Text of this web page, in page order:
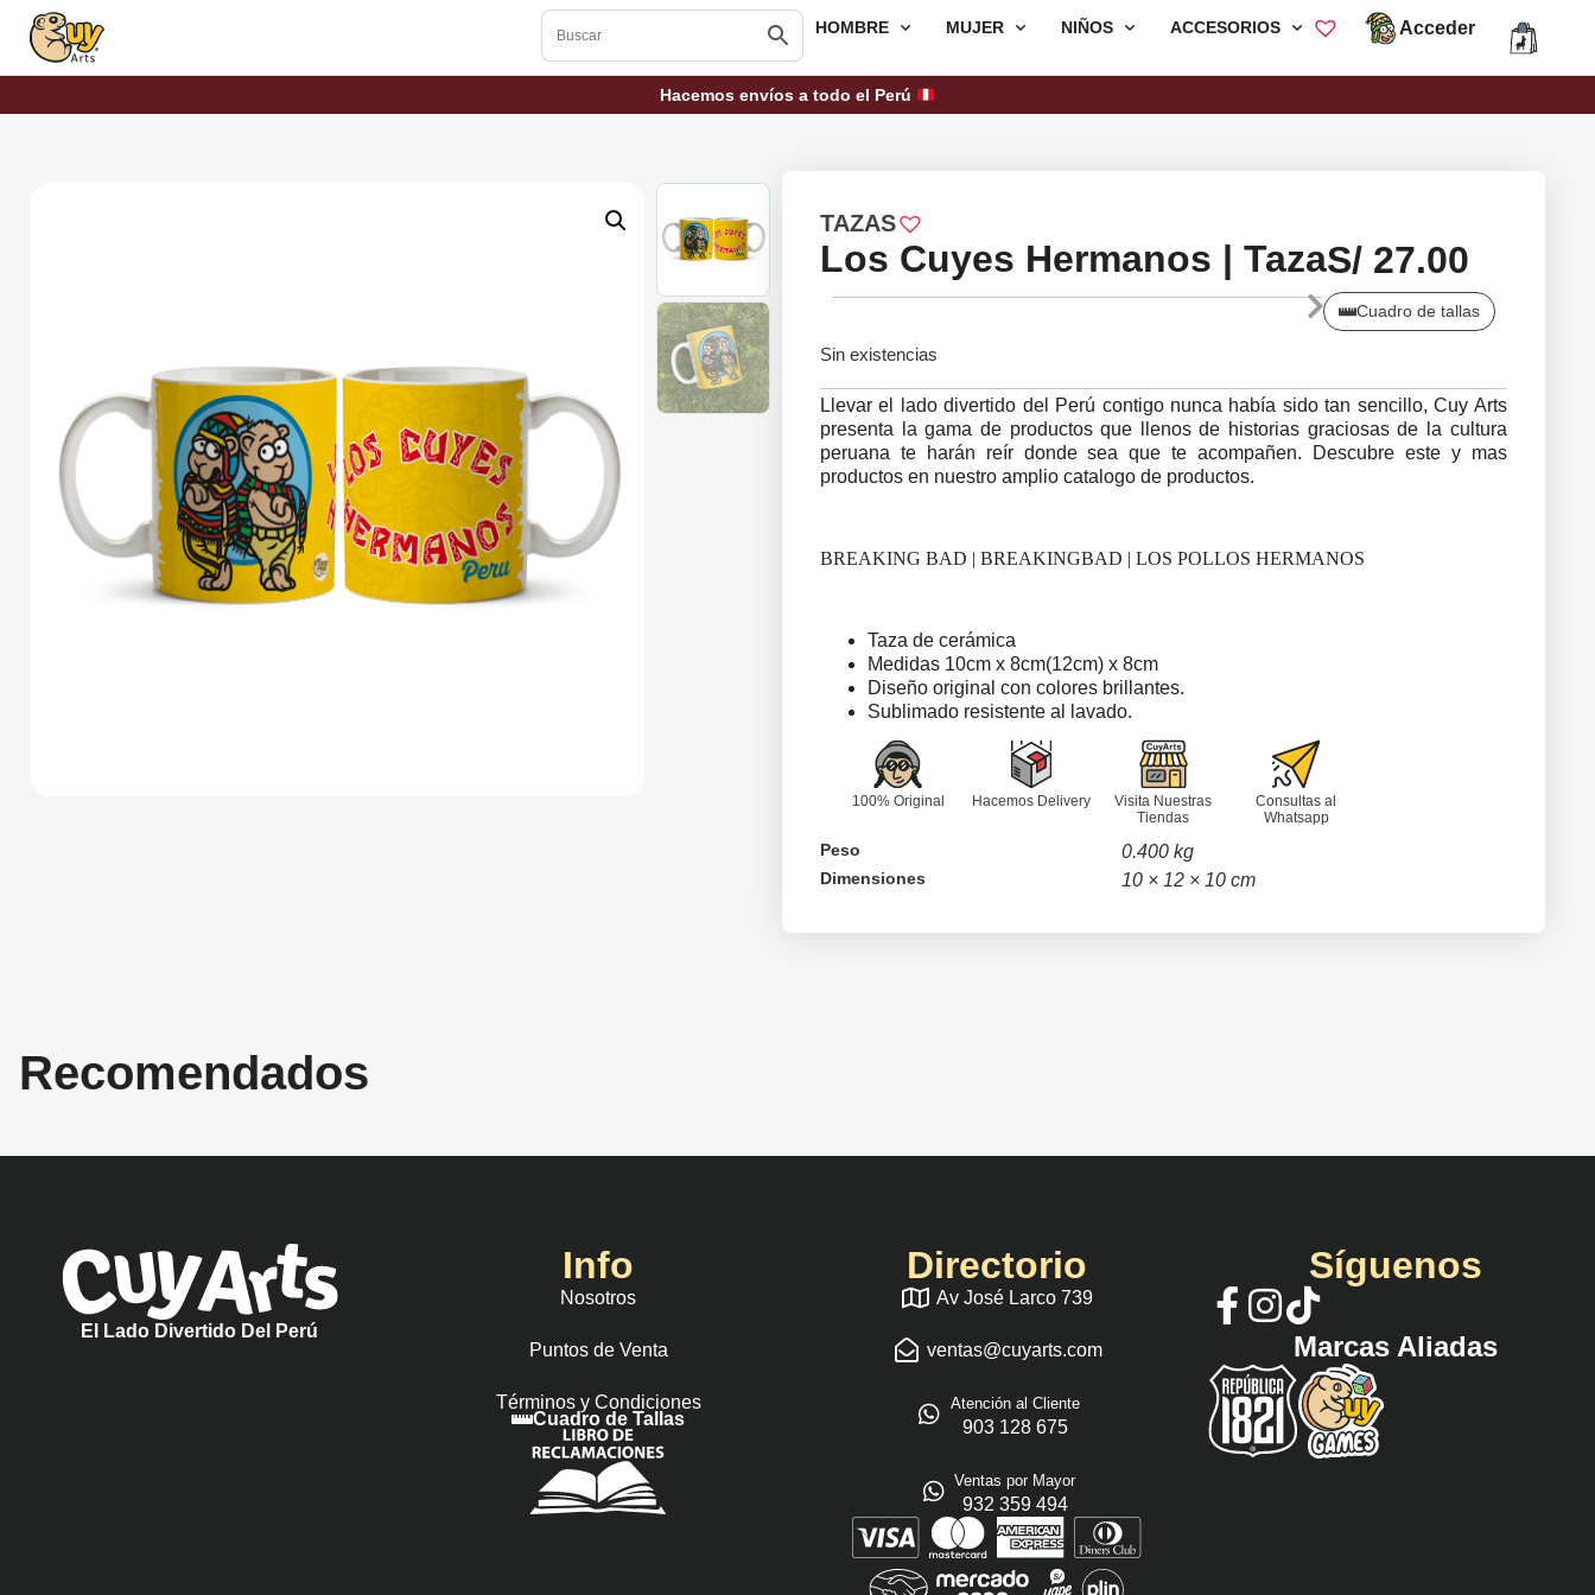
HOMBRE MUJER NIÑOS ACCESORIOS Acceder
Hacemos envíos a todo el Perú
TAZAS
Los Cuyes Hermanos | TazaS/27.00
Cuadro de tallas
Sin existencias
Llevar el lado divertido del Perú contigo nunca había sido tan sencillo, Cuy Arts
presenta la gama de productos que llenos de historias graciosas de la cultura
peruana te harán reír donde sea que te acompañen. Descubre este y mas
productos en nuestro amplio catalogo de productos.
BREAKING BAD | BREAKINGBAD | LOS POLLOS HERMANOS
Taza de cerámica
Medidas 10cm x 8cm(12cm) x 8cm
Diseño original con colores brillantes.
Sublimado resistente al lavado.
100% Original Hacemos Delivery
Visita Nuestras
Tiendas
Consultas al
Whatsapp
Peso 0.400 kg
Dimensiones 10 × 12 × 10 cm
Recomendados
El Lado Divertido Del Perú
Info
Nosotros
Puntos de Venta
Términos y Condiciones
Cuadro de Tallas
Directorio
Av José Larco 739
ventas@cuyarts.com
Atención al Cliente
903 128 675
Ventas por Mayor
932 359 494
Síguenos
Marcas Aliadas